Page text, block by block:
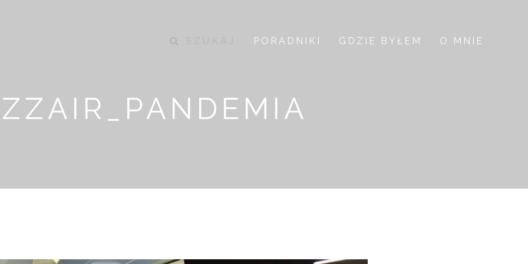
PORADNIKI GDZIE BYŁEM O MNIE